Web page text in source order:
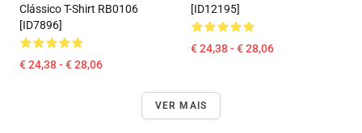
Clássico T-Shirt RB0106
[ID7896]
€ 24,38 - € 28,06
[ID12195]
€ 24,38 - € 28,06
VER MAIS